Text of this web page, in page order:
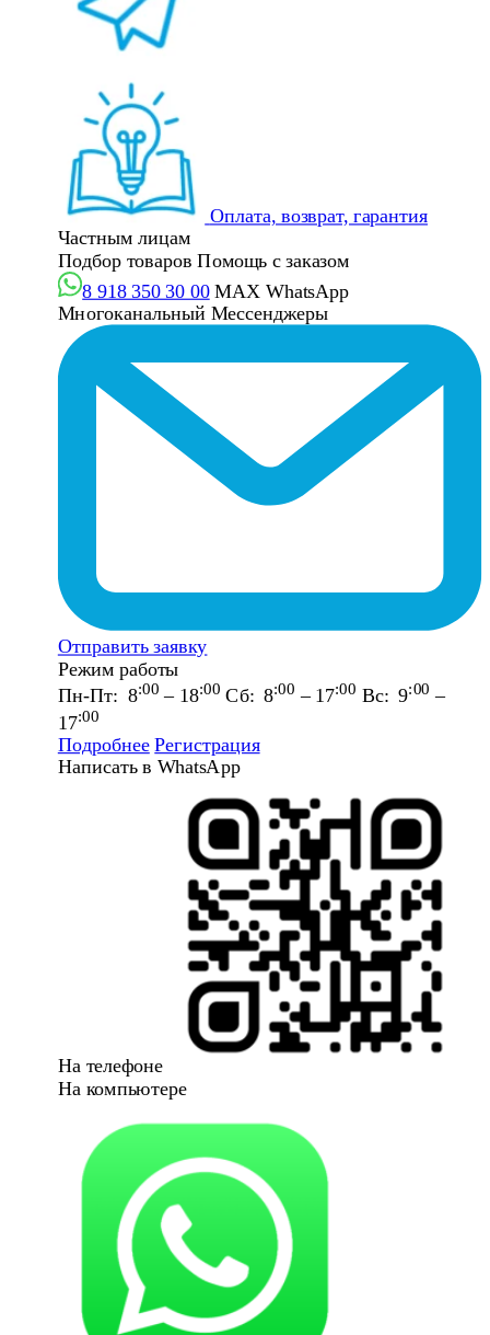
Оплата, возврат, гарантия
Частным лицам
Подбор товаров Помощь с заказом
8 918 350 30 00 MAX WhatsApp
Многоканальный Мессенджеры
Отправить заявку
Режим работы
Пн-Пт: 8:00 – 18:00 Сб: 8:00 – 17:00 Вс: 9:00 –
17:00
Подробнее Регистрация
Написать в WhatsApp
На телефоне
На компьютере